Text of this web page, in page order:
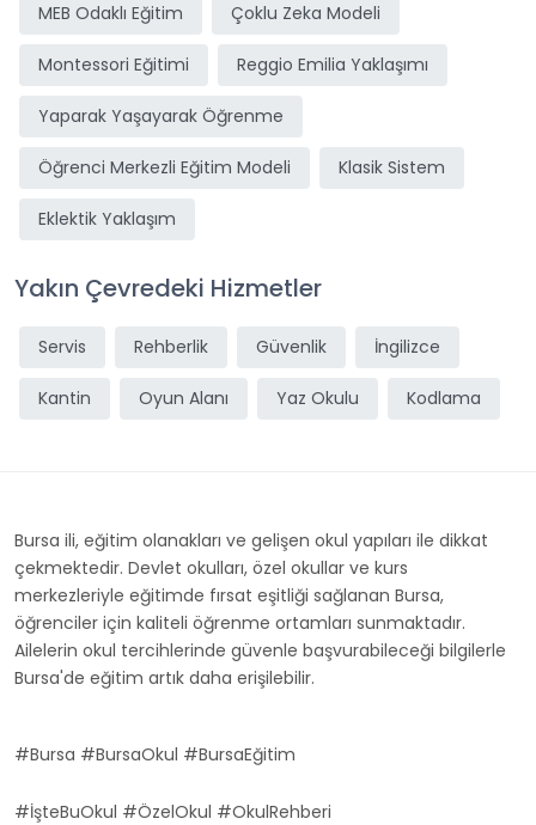
MEB Odaklı Eğitim Çoklu Zeka Modeli
Montessori Eğitimi Reggio Emilia Yaklaşımı
Yaparak Yaşayarak Öğrenme
Öğrenci Merkezli Eğitim Modeli Klasik Sistem
Eklektik Yaklaşım
Yakın Çevredeki Hizmetler
Servis Rehberlik Güvenlik İngilizce
Kantin Oyun Alanı Yaz Okulu Kodlama
Bursa ili, eğitim olanakları ve gelişen okul yapıları ile dikkat
çekmektedir. Devlet okulları, özel okullar ve kurs
merkezleriyle eğitimde fırsat eşitliği sağlanan Bursa,
öğrenciler için kaliteli öğrenme ortamları sunmaktadır.
Ailelerin okul tercihlerinde güvenle başvurabileceği bilgilerle
Bursa'de eğitim artık daha erişilebilir.
#Bursa #BursaOkul #BursaEğitim
#İşteBuOkul #ÖzelOkul #OkulRehberi